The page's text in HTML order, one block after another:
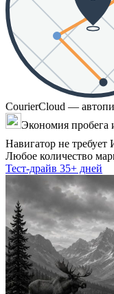
CourierCloud —
Экономия пробега
Навигатор не требует
Любое количество
Тест-драйв 35+ дней